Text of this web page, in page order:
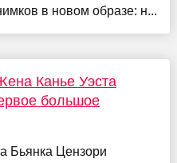
в новом образе: н...
Канье Уэста
большое
Бьянка Цензори